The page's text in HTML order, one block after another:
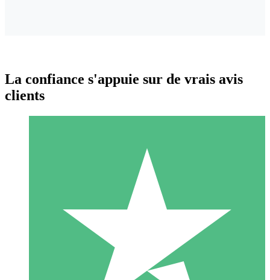
Packs de Crédits Individuels
Payez à l'utilisation avec des crédits de téléchargement. Sans
1 Téléchargement
10 00
La confiance s'appuie sur de vrais avis
clients